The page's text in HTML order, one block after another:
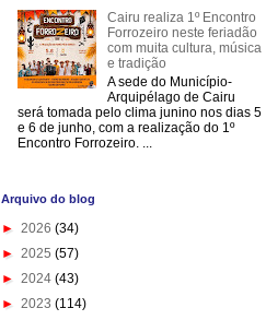
Cairu realiza 1º Encontro
Forrozeiro neste feriadão
com muita cultura, música
e tradição
A sede do Município-
Arquipélago de Cairu
será tomada pelo clima junino nos dias 5
e 6 de junho, com a realização do 1º
Encontro Forrozeiro. ...
Arquivo do blog
► 2026 (34)
► 2025 (57)
► 2024 (43)
► 2023 (114)